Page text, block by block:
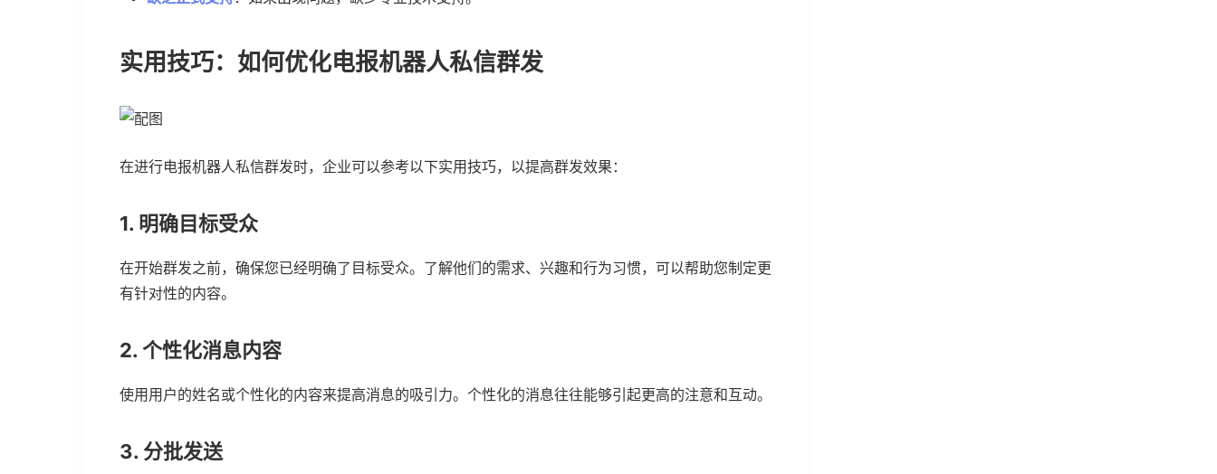
实用技巧：如何优化电报机器人私信群发
在进行电报机器人私信群发时，企业可以参考以下实用技巧，以提高群发效果：
1. 明确目标受众
在开始群发之前，确保您已经明确了目标受众。了解他们的需求、兴趣和行为习惯，可以帮助您制定更
有针对性的内容。
2. 个性化消息内容
使用用户的姓名或个性化的内容来提高消息的吸引力。个性化的消息往往能够引起更高的注意和互动。
3. 分批发送